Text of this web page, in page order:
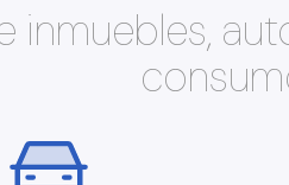
inmuebles,